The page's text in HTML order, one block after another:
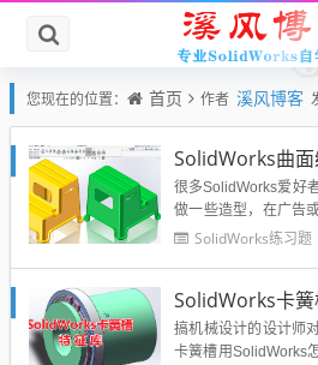
您现在的位置： 首页 作者 溪风博客
很多SolidWorks爱好
做一些造型，在广告
其实在我们常规机械
天这个SolidWorks练
SolidWorks练习题
SolidWorks卡
搞机械设计的设计师
卡簧槽用SolidWorks